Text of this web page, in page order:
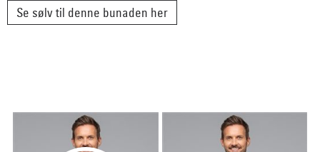
Se sølv til denne bunaden her